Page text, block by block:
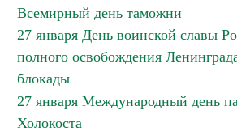
Всемирный день таможни
27 января День воинской славы
полного освобождения
блокады
27 января Международный день
Холокоста